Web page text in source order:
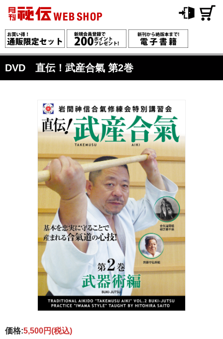
DVD 直伝！武産合氣 第2巻
価格:5,500円(税込)